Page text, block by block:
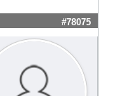
#78075